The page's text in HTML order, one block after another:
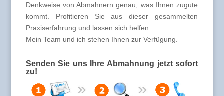
Denkweise von Abmahnern genau, was Ihnen zugute
kommt. Profitieren Sie aus dieser gesammelten
Praxiserfahrung und lassen sich helfen.
Mein Team und ich stehen Ihnen zur Verfügung.
Senden Sie uns Ihre Abmahnung jetzt sofort
zu!